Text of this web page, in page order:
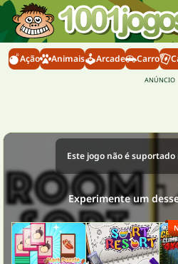
Ação Animais Arcade Carro
Este jogo não é
Experimente um